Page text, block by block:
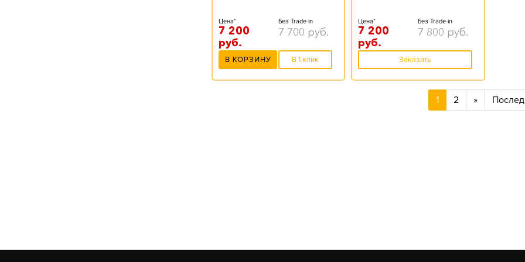
Цена*
7 200
руб.
Без Trade-in
7 700 руб.
В КОРЗИНУ В 1 клик
Цена*
7 200
руб.
Без Trade-in
7 800 руб.
Заказать
1 2 »